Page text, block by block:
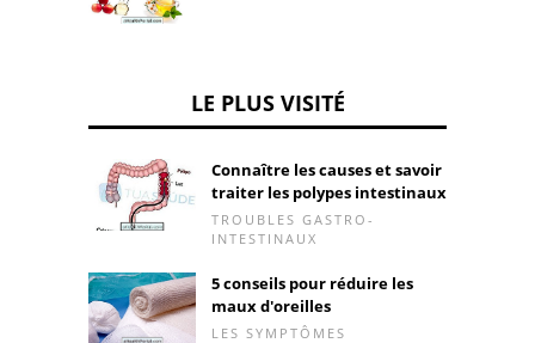
LE PLUS VISITÉ
Connaître les causes et savoir
traiter les polypes intestinaux
TROUBLES GASTRO-
INTESTINAUX
5 conseils pour réduire les
maux d'oreilles
LES SYMPTÔMES